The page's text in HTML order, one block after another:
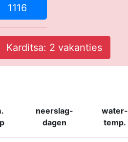
1116
Karditsa: 2 vakanties
neerslag-
dagen
water-
temp.